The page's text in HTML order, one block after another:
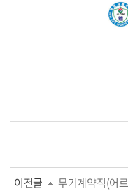
이전글